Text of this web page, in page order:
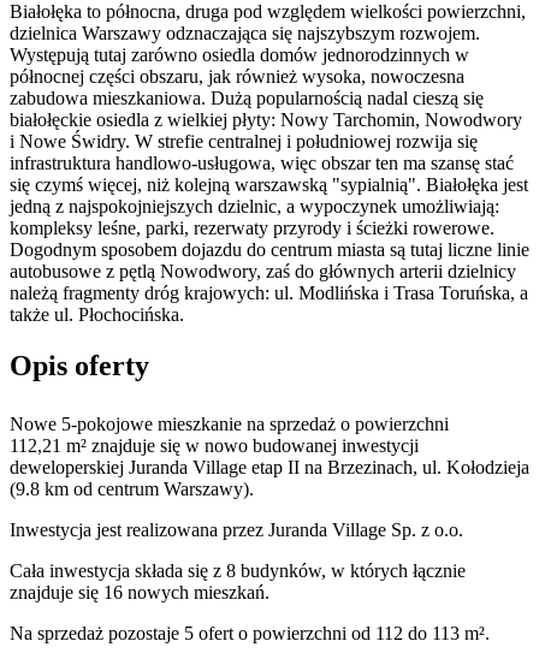
Białołęka to północna, druga pod względem wielkości powierzchni,
dzielnica Warszawy odznaczająca się najszybszym rozwojem.
Występują tutaj zarówno osiedla domów jednorodzinnych w
północnej części obszaru, jak również wysoka, nowoczesna
zabudowa mieszkaniowa. Dużą popularnością nadal cieszą się
białołęckie osiedla z wielkiej płyty: Nowy Tarchomin, Nowodwory
i Nowe Świdry. W strefie centralnej i południowej rozwija się
infrastruktura handlowo-usługowa, więc obszar ten ma szansę stać
się czymś więcej, niż kolejną warszawską "sypialnią". Białołęka jest
jedną z najspokojniejszych dzielnic, a wypoczynek umożliwiają:
kompleksy leśne, parki, rezerwaty przyrody i ścieżki rowerowe.
Dogodnym sposobem dojazdu do centrum miasta są tutaj liczne linie
autobusowe z pętlą Nowodwory, zaś do głównych arterii dzielnicy
należą fragmenty dróg krajowych: ul. Modlińska i Trasa Toruńska, a
także ul. Płochocińska.
Opis oferty
Nowe 5-pokojowe mieszkanie na sprzedaż o powierzchni
112,21 m² znajduje się w nowo budowanej inwestycji
deweloperskiej Juranda Village etap II na Brzezinach, ul. Kołodzieja
(9.8 km od centrum Warszawy).
Inwestycja jest realizowana przez Juranda Village Sp. z o.o.
Cała inwestycja składa się z 8 budynków, w których łącznie
znajduje się 16 nowych mieszkań.
Na sprzedaż pozostaje 5 ofert o powierzchni od 112 do 113 m².